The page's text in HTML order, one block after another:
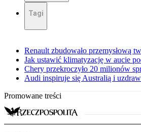
Tagi
Renault zbudowało przemysłową
Jak ustawić klimatyzację w aucie
Chery przekroczyło 20 milionów
Audi inspiruje się Australią i
Promowane treści